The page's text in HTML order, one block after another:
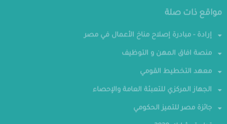
مواقع ذات صلة
إرادة - مبادرة إصلاح مناخ الأعمال في مصر
منصة افاق المهن و التوظيف
معهد التخطيط القومي
الجهاز المركزي للتعبئة العامة والإحصاء
جائزة مصر للتميز الحكومي